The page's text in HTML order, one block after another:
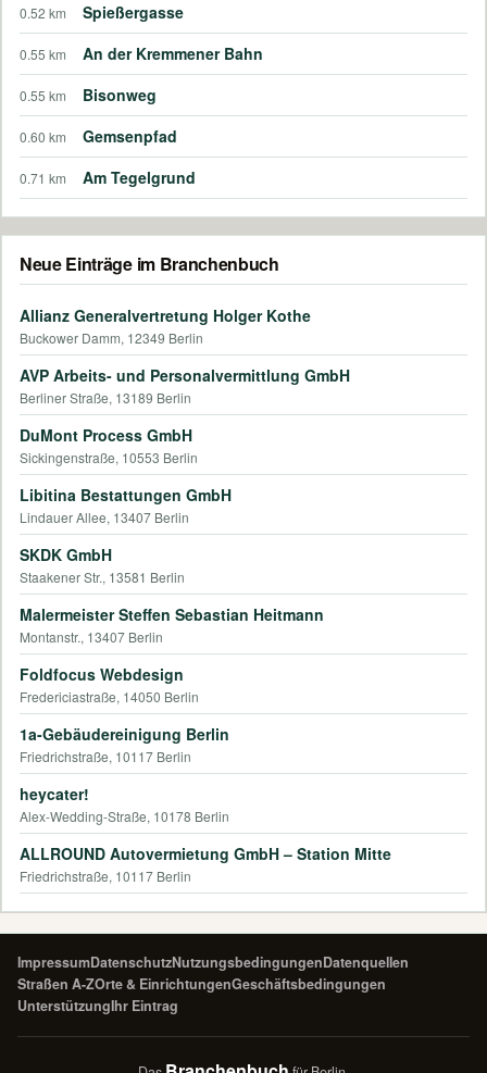
0.52 km Spießergasse
0.55 km An der Kremmener Bahn
0.55 km Bisonweg
0.60 km Gemsenpfad
0.71 km Am Tegelgrund
Neue Einträge im Branchenbuch
Allianz Generalvertretung Holger Kothe
Buckower Damm, 12349 Berlin
AVP Arbeits- und Personalvermittlung GmbH
Berliner Straße, 13189 Berlin
DuMont Process GmbH
Sickingenstraße, 10553 Berlin
Libitina Bestattungen GmbH
Lindauer Allee, 13407 Berlin
SKDK GmbH
Staakener Str., 13581 Berlin
Malermeister Steffen Sebastian Heitmann
Montanstr., 13407 Berlin
Foldfocus Webdesign
Fredericiastraße, 14050 Berlin
1a-Gebäudereinigung Berlin
Friedrichstraße, 10117 Berlin
heycater!
Alex-Wedding-Straße, 10178 Berlin
ALLROUND Autovermietung GmbH – Station Mitte
Friedrichstraße, 10117 Berlin
ImpressumDatenschutzNutzungsbedingungenDatenquellen
Straßen A-ZOrte & EinrichtungenGeschäftsbedingungen
UnterstützungIhr Eintrag